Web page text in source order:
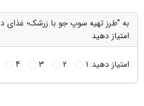
به "طرز تهیه سوپ جو با زرشک؛
امتیاز دهید
امتیاز دهید:1
2
3
4